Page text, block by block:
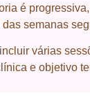
é
semanas
várias
e objetivo